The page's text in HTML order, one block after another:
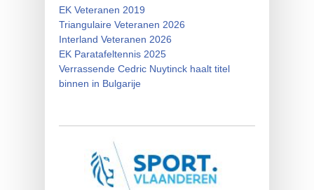
EK Veteranen 2019
Triangulaire Veteranen 2026
Interland Veteranen 2026
EK Paratafeltennis 2025
Verrassende Cedric Nuytinck haalt titel
binnen in Bulgarije